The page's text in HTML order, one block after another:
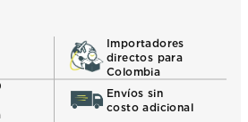
Importadores
directos para
Colombia
Envíos sin
costo adicional